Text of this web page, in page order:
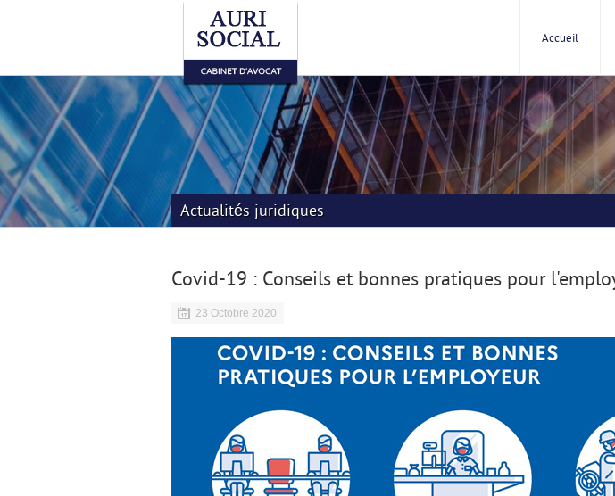
Accueil
Actualités juridiques
Covid-19 : Conseils et bonnes pratiques pour
23 Octobre 2020